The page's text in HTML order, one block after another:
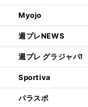
Myojo
週プレNEWS
週プレ グラジャパ!
Sportiva
パラスポ